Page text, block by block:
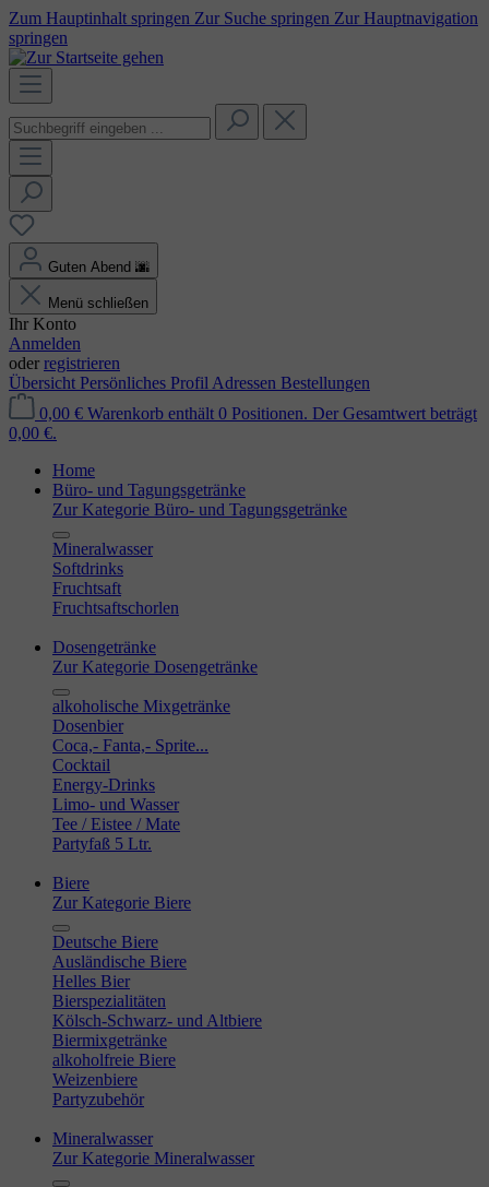
Zum Hauptinhalt springen Zur Suche springen Zur Hauptnavigation
springen
Guten Abend 🌆
Menü schließen
Ihr Konto
Anmelden
oder registrieren
Übersicht Persönliches Profil Adressen Bestellungen
0,00 € Warenkorb enthält 0 Positionen. Der Gesamtwert beträgt
0,00 €.
Home
Büro- und Tagungsgetränke
Zur Kategorie Büro- und Tagungsgetränke
Mineralwasser
Softdrinks
Fruchtsaft
Fruchtsaftschorlen
Dosengetränke
Zur Kategorie Dosengetränke
alkoholische Mixgetränke
Dosenbier
Coca,- Fanta,- Sprite...
Cocktail
Energy-Drinks
Limo- und Wasser
Tee / Eistee / Mate
Partyfaß 5 Ltr.
Biere
Zur Kategorie Biere
Deutsche Biere
Ausländische Biere
Helles Bier
Bierspezialitäten
Kölsch-Schwarz- und Altbiere
Biermixgetränke
alkoholfreie Biere
Weizenbiere
Partyzubehör
Mineralwasser
Zur Kategorie Mineralwasser